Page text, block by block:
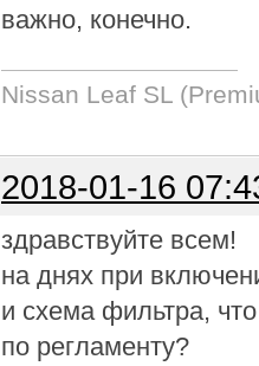
важно, конечно.
Nissan Leaf SL
2018-01-16
здравствуйте всем!
на днях при
и схема фильтра,
по регламенту?